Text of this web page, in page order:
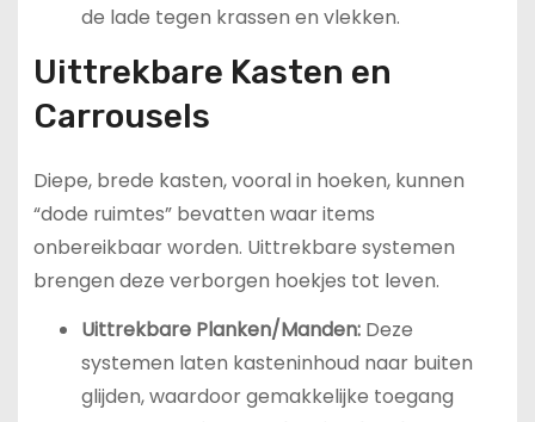
de lade tegen krassen en vlekken.
Uittrekbare Kasten en
Carrousels
Diepe, brede kasten, vooral in hoeken, kunnen
“dode ruimtes” bevatten waar items
onbereikbaar worden. Uittrekbare systemen
brengen deze verborgen hoekjes tot leven.
Uittrekbare Planken/Manden:Deze
systemen laten kasteninhoud naar buiten
glijden, waardoor gemakkelijke toegang